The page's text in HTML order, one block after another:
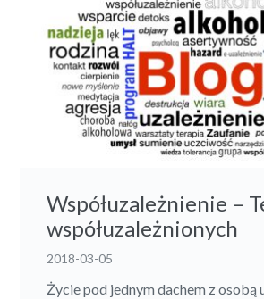
Współuzależnienie –
współuzależnionych
2018-03-05
Życie pod jednym dachem z osobą